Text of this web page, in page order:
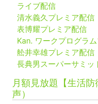
ライブ配信
清水義久プレミア配信
表博耀プレミア配信
Kan. ワークプログラ
舩井幸雄プレミア配信
長典男スーパーサミッ
月額見放題【生活
声）